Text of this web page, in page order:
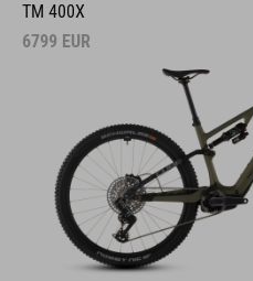
TM 400X
6799 EUR